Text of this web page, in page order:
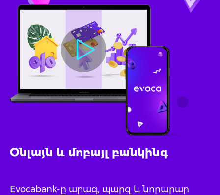
Օնլայն և մոբայլ բանկինգ
Evocabank-ը արագ, պարզ և նորարար